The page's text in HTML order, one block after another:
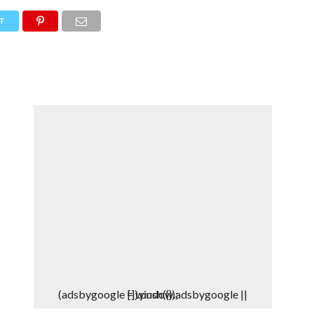
DENUNCIAS WHATSAPP
(adsbygoogle = window.adsbygoogle || []).push({});